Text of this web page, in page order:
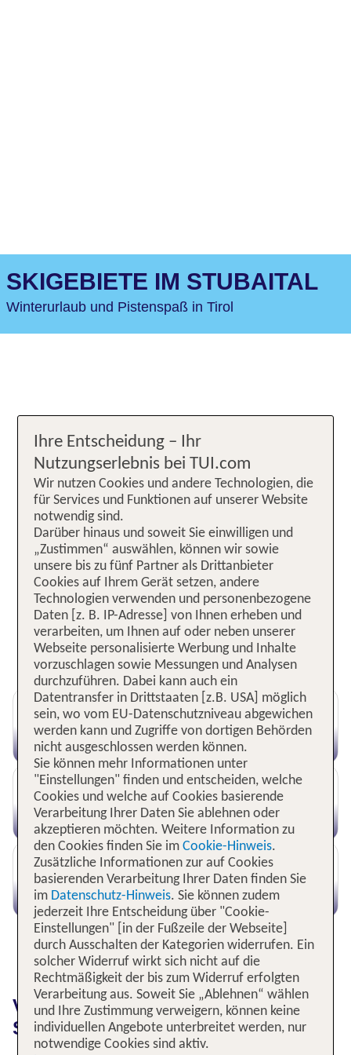
SKIGEBIETE IM STUBAITAL
Winterurlaub und Pistenspaß in Tirol
Entdecke das passende Skigebiet in
Österreich
Stubaital Skigebiet: Jetzt die besten
Angebote entdecken
Entdecke Skihotels im Stubaital
WEITERE INFORMATIONEN
Verbringe Deinen Winterurlaub im
Stubaitaler Skigebiet in Tirol
Ihre Entscheidung – Ihr
Nutzungserlebnis bei TUI.com
Wir nutzen Cookies und andere Technologien, die
für Services und Funktionen auf unserer Website
notwendig sind.
Darüber hinaus und soweit Sie einwilligen und
„Zustimmen“ auswählen, können wir sowie
unsere bis zu fünf Partner als Drittanbieter
Cookies auf Ihrem Gerät setzen, andere
Technologien verwenden und personenbezogene
Daten [z. B. IP-Adresse] von Ihnen erheben und
verarbeiten, um Ihnen auf oder neben unserer
Webseite personalisierte Werbung und Inhalte
vorzuschlagen sowie Messungen und Analysen
durchzuführen. Dabei kann auch ein
Datentransfer in Drittstaaten [z.B. USA] möglich
sein, wo vom EU-Datenschutzniveau abgewichen
werden kann und Zugriffe von dortigen Behörden
nicht ausgeschlossen werden können.
Sie können mehr Informationen unter
"Einstellungen" finden und entscheiden, welche
Cookies und welche auf Cookies basierende
Verarbeitung Ihrer Daten Sie ablehnen oder
akzeptieren möchten. Weitere Information zu
den Cookies finden Sie im Cookie-Hinweis.
Zusätzliche Informationen zur auf Cookies
basierenden Verarbeitung Ihrer Daten finden Sie
im Datenschutz-Hinweis. Sie können zudem
jederzeit Ihre Entscheidung über "Cookie-
Einstellungen" [in der Fußzeile der Webseite]
durch Ausschalten der Kategorien widerrufen. Ein
solcher Widerruf wirkt sich nicht auf die
Rechtmäßigkeit der bis zum Widerruf erfolgten
Verarbeitung aus. Soweit Sie „Ablehnen“ wählen
und Ihre Zustimmung verweigern, können keine
individuellen Angebote unterbreitet werden, nur
notwendige Cookies sind aktiv.